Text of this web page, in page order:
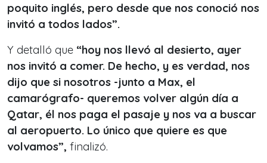
poquito inglés, pero desde que nos conoció nos
invitó a todos lados”.
Y detalló que “hoy nos llevó al desierto, ayer
nos invitó a comer. De hecho, y es verdad, nos
dijo que si nosotros -junto a Max, el
camarógrafo- queremos volver algún día a
Qatar, él nos paga el pasaje y nos va a buscar
al aeropuerto. Lo único que quiere es que
volvamos”, finalizó.